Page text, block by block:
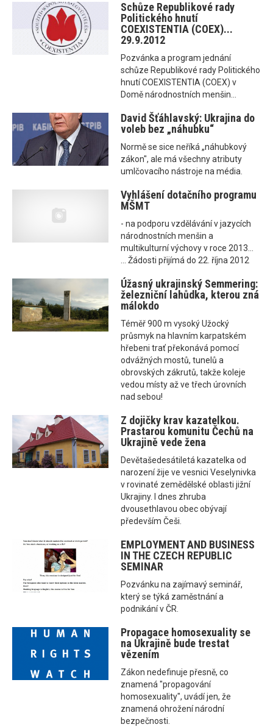
Schůze Republikové rady
Politického hnutí
COEXISTENTIA (COEX)...
29.9.2012
Pozvánka a program jednání
schůze Republikové rady Politického
hnutí COEXISTENTIA (COEX) v
Domě národnostních menšin...
David Šťáhlavský: Ukrajina do
voleb bez „náhubku“
Normě se sice neříká „náhubkový
zákon", ale má všechny atributy
umlčovacího nástroje na média.
Vyhlášení dotačního programu
MŠMT
- na podporu vzdělávání v jazycích
národnostních menšin a
multikulturní výchovy v roce 2013...
... Žádosti přijímá do 22. října 2012
Úžasný ukrajinský Semmering:
železniční lahůdka, kterou zná
málokdo
Téměř 900 m vysoký Užocký
průsmyk na hlavním karpatském
hřebeni trať překonává pomocí
odvážných mostů, tunelů a
obrovských zákrutů, takže koleje
vedou místy až ve třech úrovních
nad sebou!
Z dojičky krav kazatelkou.
Prastarou komunitu Čechů na
Ukrajině vede žena
Devětašedesátiletá kazatelka od
narození žije ve vesnici Veselynivka
v rovinaté zemědělské oblasti jižní
Ukrajiny. I dnes zhruba
dvousethlavou obec obývají
především Češi.
EMPLOYMENT AND BUSINESS
IN THE CZECH REPUBLIC
SEMINAR
Pozvánku na zajímavý seminář,
který se týká zaměstnání a
podnikání v ČR.
Propagace homosexuality se
na Ukrajině bude trestat
vězením
Zákon nedefinuje přesně, co
znamená "propagování
homosexuality", uvádí jen, že
znamená ohrožení národní
bezpečnosti.